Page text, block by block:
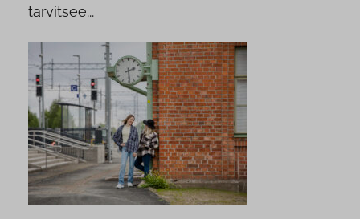
tarvitsee...